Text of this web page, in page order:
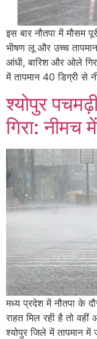
इस बार नौतपा में मौसम
भीषण लू और उच्च
आंधी, बारिश और ओले
में तापमान 40 डिग्री से
श्योपुर
गिरा: नीमच
मध्य प्रदेश में नौतपा के
राहत मिल रही है तो वहीं
श्योपुर जिले में तापमान